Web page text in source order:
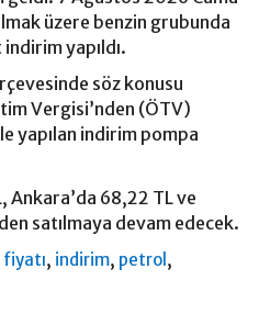
üzere benzin grubunda
yapıldı.
söz konusu
Vergisi’nden (ÖTV)
yapılan indirim pompa
Ankara’da 68,22 TL ve
satılmaya devam edecek.
fiyatı, indirim, petrol ,